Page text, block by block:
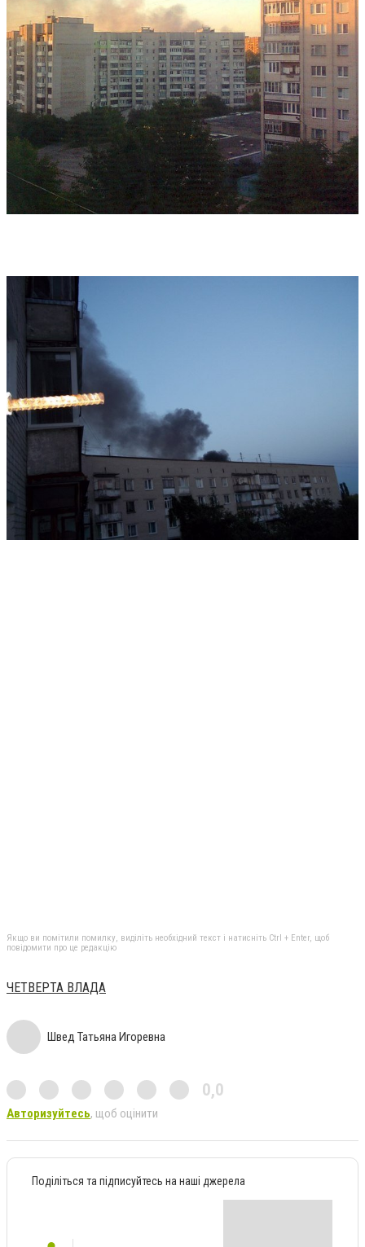
Якщо ви помітили помилку, виділіть необхідний текст і натисніть Ctrl + Enter, щоб
повідомити про це редакцію
ЧЕТВЕРТА ВЛАДА
Швед Татьяна Игоревна
0,0
Авторизуйтесь, щоб оцінити
Поділіться та підписуйтесь на наші джерела